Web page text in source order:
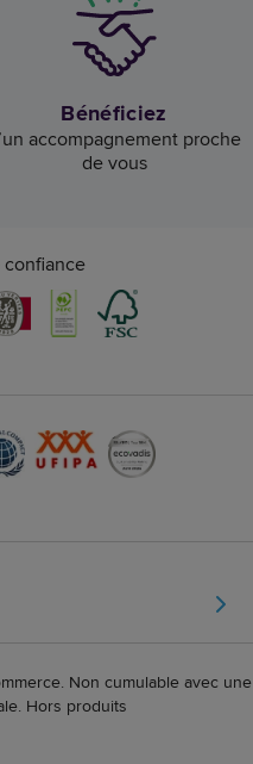
Bénéficiez
accompagnement proche
de vous
confiance
Non cumulable avec une
Hors produits